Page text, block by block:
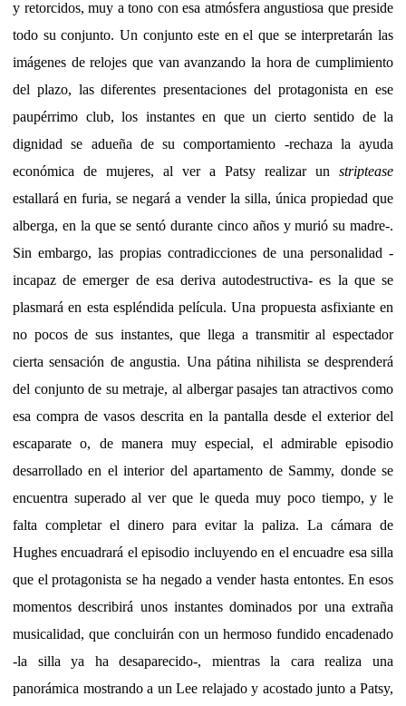
y retorcidos, muy a tono con esa atmósfera angustiosa que preside
todo su conjunto. Un conjunto este en el que se interpretarán las
imágenes de relojes que van avanzando la hora de cumplimiento
del plazo, las diferentes presentaciones del protagonista en ese
paupérrimo club, los instantes en que un cierto sentido de la
dignidad se adueña de su comportamiento -rechaza la ayuda
económica de mujeres, al ver a Patsy realizar un striptease
estallará en furia, se negará a vender la silla, única propiedad que
alberga, en la que se sentó durante cinco años y murió su madre-.
Sin embargo, las propias contradicciones de una personalidad -
incapaz de emerger de esa deriva autodestructiva- es la que se
plasmará en esta espléndida película. Una propuesta asfixiante en
no pocos de sus instantes, que llega a transmitir al espectador
cierta sensación de angustia. Una pátina nihilista se desprenderá
del conjunto de su metraje, al albergar pasajes tan atractivos como
esa compra de vasos descrita en la pantalla desde el exterior del
escaparate o, de manera muy especial, el admirable episodio
desarrollado en el interior del apartamento de Sammy, donde se
encuentra superado al ver que le queda muy poco tiempo, y le
falta completar el dinero para evitar la paliza. La cámara de
Hughes encuadrará el episodio incluyendo en el encuadre esa silla
que el protagonista se ha negado a vender hasta entontes. En esos
momentos describirá unos instantes dominados por una extraña
musicalidad, que concluirán con un hermoso fundido encadenado
-la silla ya ha desaparecido-, mientras la cara realiza una
panorámica mostrando a un Lee relajado y acostado junto a Patsy,